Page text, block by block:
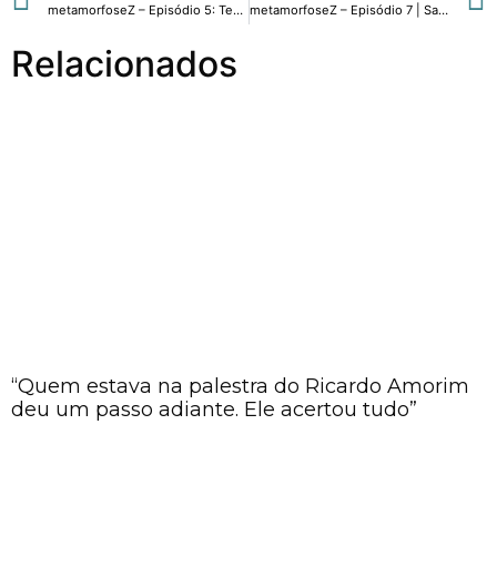
metamorfoseZ – Episódio 5: Tecnologia e parceria no momento de crise. Com Léo Biscaglia. metamorfoseZ – Episódio 7 | Saúde e Tecnologia: Parceria que salva vidas
Relacionados
“Quem estava na palestra do Ricardo Amorim
deu um passo adiante. Ele acertou tudo”